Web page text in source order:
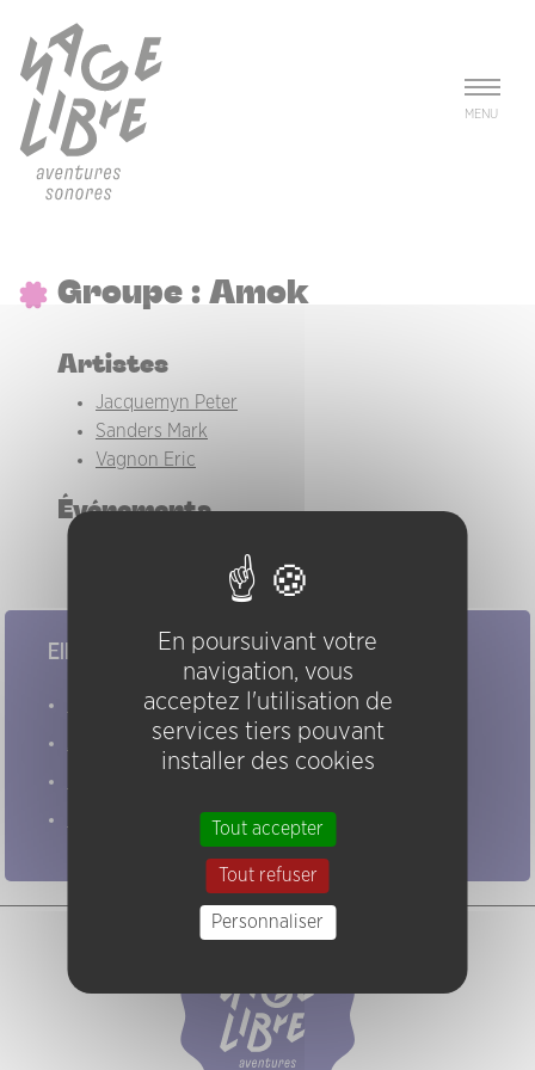
MENU
Groupe : Amok
Artistes
Jacquemyn Peter
Sanders Mark
Vagnon Eric
Événements
Elles/ils ont joué chez nous
Evénements
En poursuivant votre
navigation, vous
acceptez l'utilisation de
services tiers pouvant
installer des cookies
Tout accepter
Tout refuser
Personnaliser